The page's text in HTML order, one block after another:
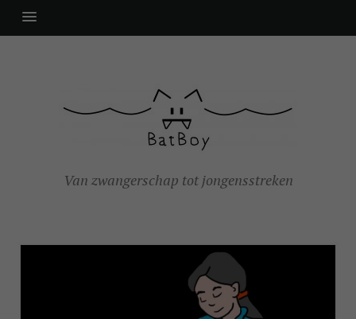
Van zwangerschap tot jongensstreken